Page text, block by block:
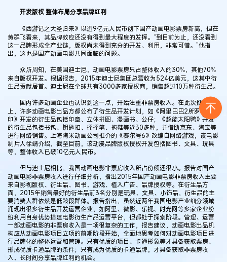
开发版权 整体布局分享品牌红利
《西游记之大圣归来》以逾9亿元人民币创下国产动画电影票房新高，但在
黄群飞看来，其品牌效应还没有得到最大程度的发挥。“到目前为止，还没看到
这一品牌形成全产业链，版权尚未得到充分的开发、利用，非常可惜。”他指
出，这也是国产动画电影共同面临的问题。
众所周知，在美国迪士尼，动画电影票房只占整体收入的30%，其他70%
来自版权开发。根据报告，2015年迪士尼集团总营收为524亿美元，这其中衍
生品贡献居首。迪士尼在全球共有3000多家授权商，销售超过10万种衍生品。
国内许多动画企业也认识到这一点，开始注重非票房收入。在此次推介会
上，许多动画电影出品方都公布了衍生品开发计划，如《阿里巴巴2所罗门封
印》开发的衍生品包括印章、立体拼图、漫画书、公仔；《超能太阳鸭》开发
的衍生品包括书包、钥匙扣、摇摇笔、拖鞋等近30多种，并借助京东、淘宝等
进行网络销售。上海陶米动画公司推介的《赛尔号6》改编自网络游戏，该电影
制片人徐靖介绍，截至目前，该动漫品牌版权授权开发包括图书、文具、玩具
等，整体收入已破10亿元人民币。
但与迪士尼相比，我国动画电影非票房收入所占份额还很小。报告对国产
动画电影非票房收入进行仔细分析，指出2015年国产动画电影非票房收入主要
来自影视版权、衍生品、图书、游戏、植入广告、品牌授权等。在衍生品方
面，2015年销售最好的衍生品前3名分别是玩具、文具、小饰品，衍生品的主
要消费人群依然是低龄段群体。报告指出，虽然近两年我国电影产业细分领域
涌现出很多衍生品开发运营企业，如阿里、微影、乐视、时光网等多家企业纷
纷利用自身优势搭建电影衍生产品运营平台，但都处于探索阶段。管理、运营
一部动画电影的非票房收入是一项很复杂的工作，报告建议，动画电影出品机
构应从动画电影项目立项的前期阶段开始，全面地思考如何对动画电影项目进
行品牌化的整体运营和管理。只有优质的项目、卡通形象等才具备获取票房、
形成优质卡通品牌的条件；只有成为优质的卡通品牌，才具备获取非票房收
入、长时间分享品牌红利的机会。